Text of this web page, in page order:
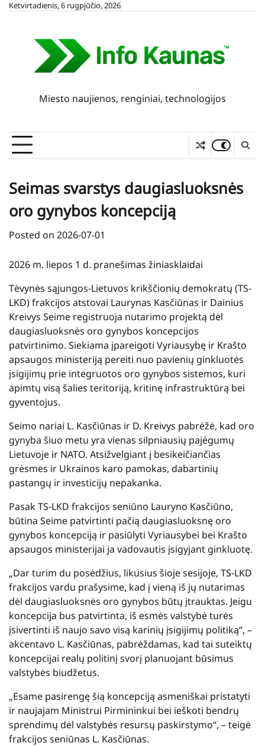
SkipKetvirtadienis, 6 rugpjūčio, 2026
Miesto naujienos, renginiai, technologijos
Seimas svarstys daugiasluoksnės
oro gynybos koncepciją
Posted on 2026-07-01
2026 m. liepos 1 d. pranešimas žiniasklaidai
Tėvynės sąjungos-Lietuvos krikščionių demokratų (TS-
LKD) frakcijos atstovai Laurynas Kasčiūnas ir Dainius
Kreivys Seime registruoja nutarimo projektą dėl
daugiasluoksnės oro gynybos koncepcijos
patvirtinimo. Siekiama įpareigoti Vyriausybę ir Krašto
apsaugos ministeriją pereiti nuo pavienių ginkluotės
įsigijimų prie integruotos oro gynybos sistemos, kuri
apimtų visą šalies teritoriją, kritinę infrastruktūrą bei
gyventojus.
Seimo nariai L. Kasčiūnas ir D. Kreivys pabrėžė, kad oro
gynyba šiuo metu yra vienas silpniausių pajėgumų
Lietuvoje ir NATO. Atsižvelgiant į besikeičiančias
grėsmes ir Ukrainos karo pamokas, dabartinių
pastangų ir investicijų nepakanka.
Pasak TS-LKD frakcijos seniūno Lauryno Kasčiūno,
būtina Seime patvirtinti pačią daugiasluoksnę oro
gynybos koncepciją ir pasiūlyti Vyriausybei bei Krašto
apsaugos ministerijai ja vadovautis įsigyjant ginkluotę.
„Dar turim du posėdžius, likusius šioje sesijoje, TS-LKD
frakcijos vardu prašysime, kad į vieną iš jų nutarimas
dėl daugiasluoksnės oro gynybos būtų įtrauktas. Jeigu
koncepcija bus patvirtinta, iš esmės valstybė turės
įsivertinti iš naujo savo visą karinių įsigijimų politiką“, –
akcentavo L. Kasčiūnas, pabrėždamas, kad tai suteiktų
koncepcijai realų politinį svorį planuojant būsimus
valstybės biudžetus.
„Esame pasirengę šią koncepciją asmeniškai pristatyti
ir naujajam Ministrui Pirmininkui bei ieškoti bendrų
sprendimų dėl valstybės resursų paskirstymo“, – teigė
frakcijos seniūnas L. Kasčiūnas.